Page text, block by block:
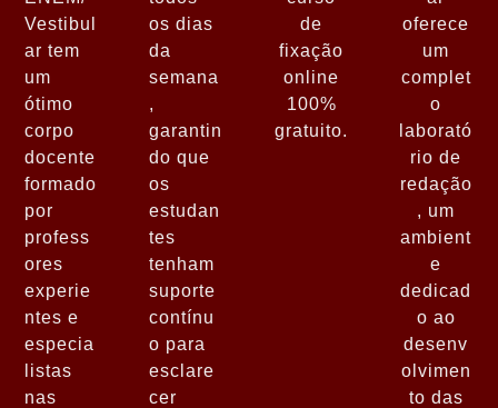
Vestibul
ar tem
um
ótimo
corpo
docente
formado
por
profess
ores
experie
ntes e
especia
listas
nas
os dias
da
semana
,
garantin
do que
os
estudan
tes
tenham
suporte
contínu
o para
esclare
cer
de
fixação
online
100%
gratuito.
oferece
um
complet
o
laborató
rio de
redação
, um
ambient
e
dedicad
o ao
desenv
olvimen
to das